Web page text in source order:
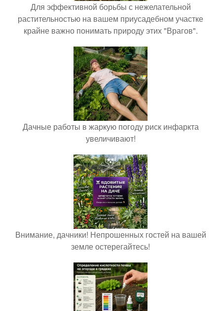
Для эффективной борьбы с нежелательной
растительностью на вашем приусадебном участке
крайне важно понимать природу этих "Врагов".
Дачные работы в жаркую погоду риск инфаркта
увеличивают!
Внимание, дачники! Непрошенных гостей на вашей
земле остерегайтесь!